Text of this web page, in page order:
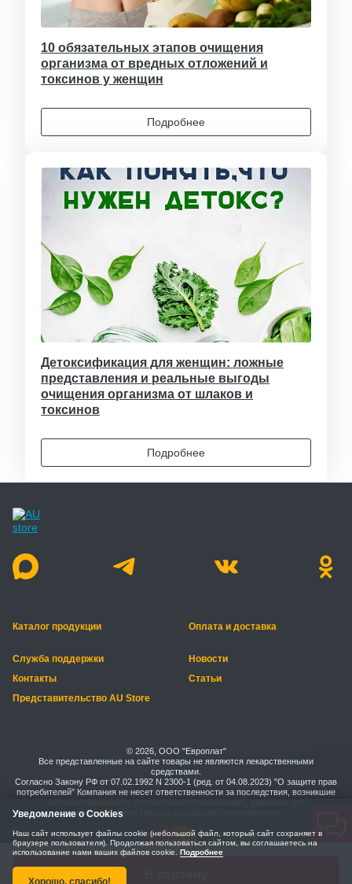
10 обязательных этапов очищения
организма от вредных отложений и
токсинов у женщин
Подробнее
Детоксификация для женщин: ложные
представления и реальные выгоды
очищения организма от шлаков и
токсинов
Подробнее
Каталог продукции Оплата и доставка
Служба поддержки
Новости
Контакты
Статьи
Представительство AU Store
© 2026, ООО "Европлат"
Все представленные на сайте товары не являются лекарственными
средствами.
Согласно Закону РФ от 07.02.1992 N 2300-1 (ред. от 04.08.2023) "О защите прав
потребителей" Компания не несет ответственности за последствия, возникшие
транспортировки товаров (продукции) потребителем.
Правила безопасной оплаты
Уведомление о Cookies
Наш сайт использует файлы cookie (небольшой файл, который сайт сохраняет в
браузере пользователя). Продолжая пользоваться сайтом, вы соглашаетесь на
использование нами ваших файлов cookie. Подробнее
Хорошо, спасибо!